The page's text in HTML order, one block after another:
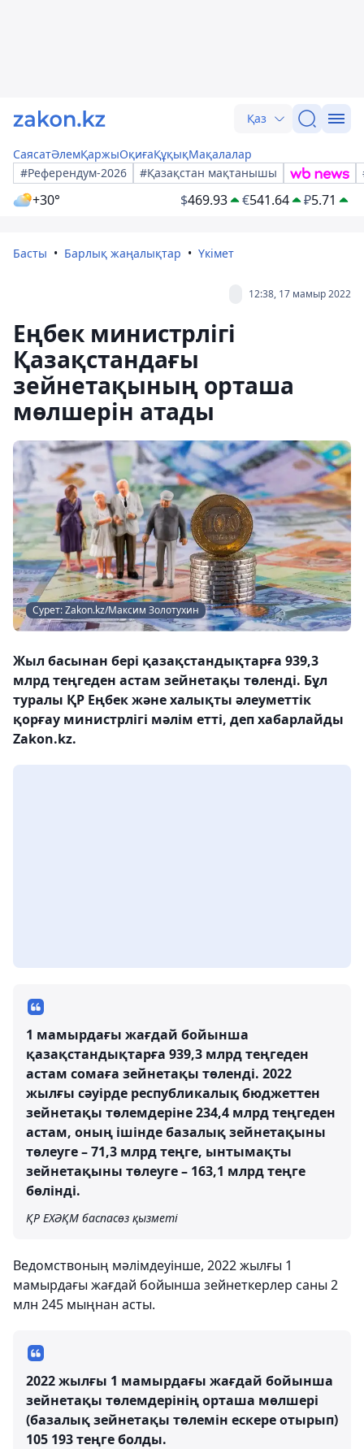
Қаз
СаясатӘлемҚаржыОқиғаҚұқықМақалалар
#Референдум-2026
#Қазақстан мақтанышы
+30° $469.93 €541.64 ₽5.71
Басты Барлық жаңалықтар Үкімет
12:38, 17 мамыр 2022
Еңбек министрлігі
Қазақстандағы
зейнетақының орташа
мөлшерін атады
Сурет: Zakon.kz/Максим Золотухин
Жыл басынан бері қазақстандықтарға 939,3
млрд теңгеден астам зейнетақы төленді. Бұл
туралы ҚР Еңбек және халықты әлеуметтік
қорғау министрлігі мәлім етті, деп хабарлайды
Zakon.kz.
1 мамырдағы жағдай бойынша
қазақстандықтарға 939,3 млрд теңгеден
астам сомаға зейнетақы төленді. 2022
жылғы сәуірде республикалық бюджеттен
зейнетақы төлемдеріне 234,4 млрд теңгеден
астам, оның ішінде базалық зейнетақыны
төлеуге – 71,3 млрд теңге, ынтымақты
зейнетақыны төлеуге – 163,1 млрд теңге
бөлінді.
ҚР ЕХӘҚМ баспасөз қызметі
Ведомствоның мәлімдеуінше, 2022 жылғы 1
мамырдағы жағдай бойынша зейнеткерлер саны 2
млн 245 мыңнан асты.
2022 жылғы 1 мамырдағы жағдай бойынша
зейнетақы төлемдерінің орташа мөлшері
(базалық зейнетақы төлемін ескере отырып)
105 193 теңге болды.